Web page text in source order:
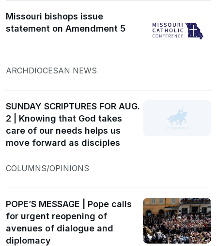
Missouri bishops issue
statement on Amendment 5
ARCHDIOCESAN NEWS
SUNDAY SCRIPTURES FOR AUG.
2 | Knowing that God takes
care of our needs helps us
move forward as disciples
COLUMNS/OPINIONS
POPE’S MESSAGE | Pope calls
for urgent reopening of
avenues of dialogue and
diplomacy